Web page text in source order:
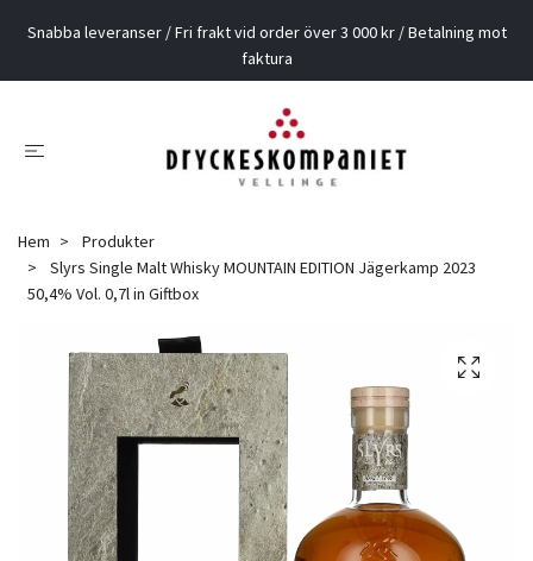
Snabba leveranser / Fri frakt vid order över 3 000 kr / Betalning mot
faktura
Hem
Produkter
Slyrs Single Malt Whisky MOUNTAIN EDITION Jägerkamp 2023
50,4% Vol. 0,7l in Giftbox